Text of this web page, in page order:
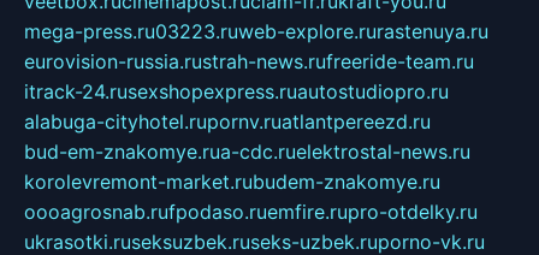
mega-press.ru03223.ruweb-explore.rurastenuya.ru
eurovision-russia.rustrah-news.rufreeride-team.ru
itrack-24.rusexshopexpress.ruautostudiopro.ru
alabuga-cityhotel.rupornv.ruatlantpereezd.ru
bud-em-znakomye.rua-cdc.ruelektrostal-news.ru
korolevremont-market.rubudem-znakomye.ru
oooagrosnab.rufpodaso.ruemfire.rupro-otdelky.ru
ukrasotki.ruseksuzbek.ruseks-uzbek.ruporno-vk.ru